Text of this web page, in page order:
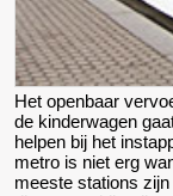
Het openbaar
de kinderwagen
helpen bij het
metro is niet erg
meeste stations